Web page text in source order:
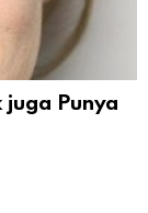
Punya